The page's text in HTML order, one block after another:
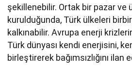
şekillenebilir. Ortak bir pazar ve
kurulduğunda, Türk ülkeleri
kalkınabilir. Avrupa enerji
Türk dünyası kendi enerjisini,
birleştirerek bağımsızlığını ilan